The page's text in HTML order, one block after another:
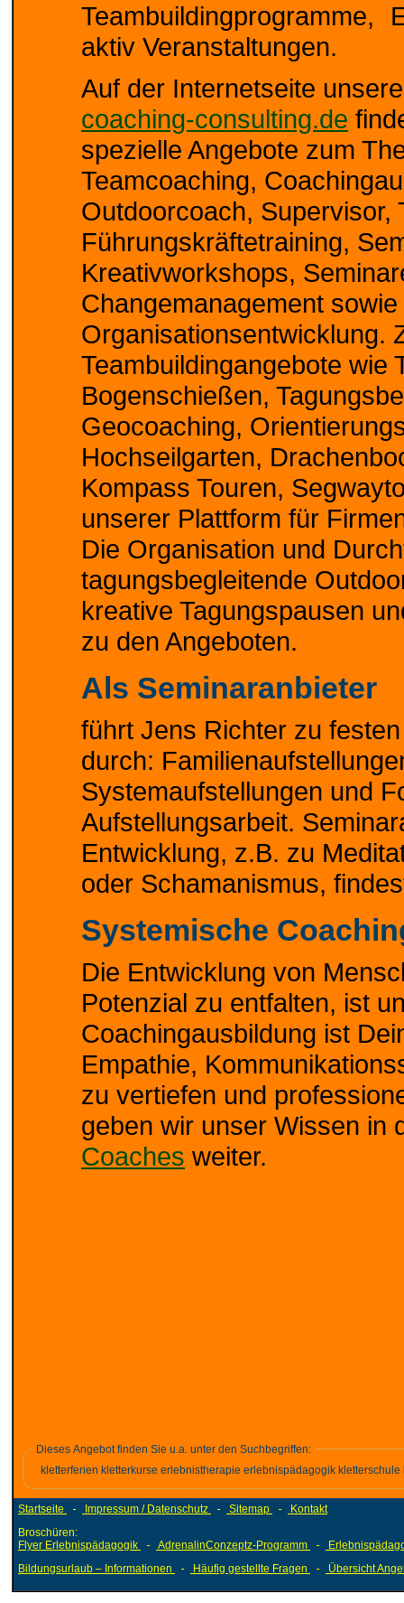
aktiv Veranstaltungen.
Auf der Internetseite
coaching-consulting.de
spezielle Angebote zum
Teamcoaching,
Outdoorcoach, Supervisor,
Führungskräftetraining,
Kreativworkshops,
Changemanagement
Organisationsentwicklung.
Teambuildingangebote wie
Bogenschießen,
Geocoaching,
Hochseilgarten,
Kompass Touren,
unserer Plattform für
Die Organisation und
tagungsbegleitende
kreative Tagungspausen
zu den Angeboten.
Als Seminaranbieter
führt Jens Richter zu
durch:
Systemaufstellungen und
Aufstellungsarbeit.
Entwicklung, z.B. zu
oder Schamanismus,
Systemische
Die Entwicklung von
Potenzial zu entfalten, ist
Coachingausbildung ist
Empathie,
zu vertiefen und
geben wir unser Wissen in
Coaches weiter.
Dieses Angebot finden Sie u.a. unter den Suchbegriffen:
kletterferien kletterkurse erlebnistherapie erlebnispädagogik
Startseite - Impressum / Datenschutz - Sitemap -
Kontakt
Broschüren:
Flyer Erlebnispädagogik
- AdrenalinConzeptz-Programm -
Bildungsurlaub – Informationen
- Häufig gestellte Fragen - Übersicht